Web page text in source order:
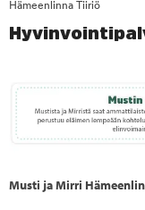
Hämeenlinna Tiiriö
Musti ja Mirri